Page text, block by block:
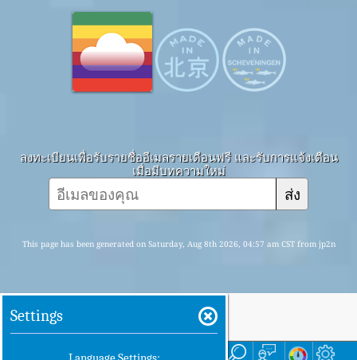
ลงทะเบียนเพื่อรับรายชื่ออีเมลรายเดือนฟรี และรับการแจ้งเตือน
เมื่อมีบทความใหม่
ส่ง
This page has been generated on Saturday, Aug 8th 2026, 04:57 am CST from jp2n
Settings